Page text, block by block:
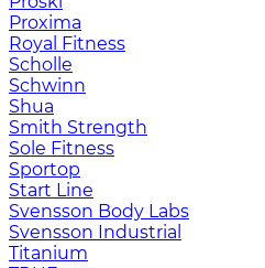
Proxima
Royal Fitness
Scholle
Schwinn
Shua
Smith Strength
Sole Fitness
Sportop
Start Line
Svensson Body Labs
Svensson Industrial
Titanium